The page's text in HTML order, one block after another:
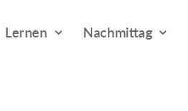
Lernen Nachmittag